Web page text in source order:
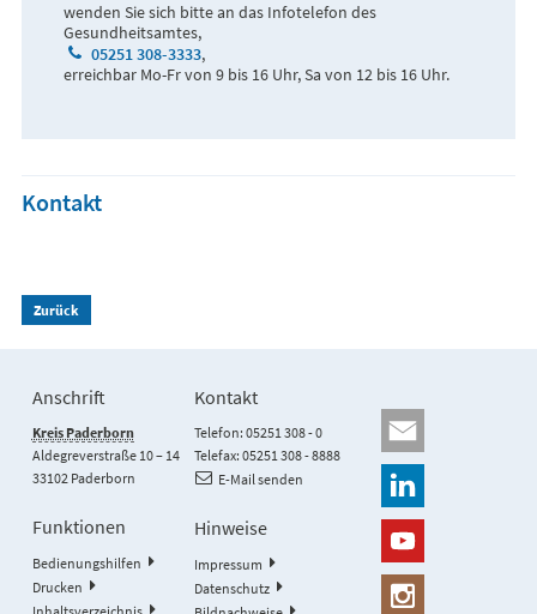
wenden Sie sich bitte an das Infotelefon des
Gesundheitsamtes,
05251 308-3333,
erreichbar Mo-Fr von 9 bis 16 Uhr, Sa von 12 bis 16 Uhr.
Kontakt
Zurück
Anschrift
Kreis Paderborn
Aldegreverstraße 10 – 14
33102 Paderborn
Kontakt
Telefon: 05251 308 - 0
Telefax: 05251 308 - 8888
E-Mail senden
Funktionen
Bedienungshilfen
Drucken
Hinweise
Impressum
Datenschutz